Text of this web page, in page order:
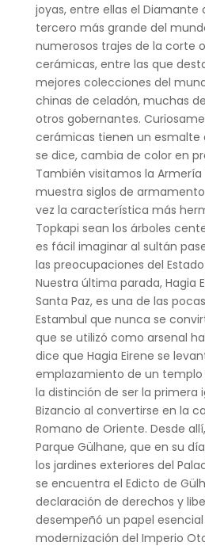
joyas, entre ellas el Diamante
tercero más grande del
numerosos trajes de la corte
cerámicas, entre las que
mejores colecciones del
chinas de celadón, muchas
otros gobernantes.
cerámicas tienen un esmalte
se dice, cambia de color en
También visitamos la Armería
muestra siglos de
vez la característica más
Topkapi sean los árboles
es fácil imaginar al sultán
las preocupaciones del
Nuestra última parada, Hagia
Santa Paz, es una de las
Estambul que nunca se
que se utilizó como arsenal
dice que Hagia Eirene se
emplazamiento de un
la distinción de ser la primera
Bizancio al convertirse en la
Romano de Oriente. Desde
Parque Gülhane, que en su
los jardines exteriores del
se encuentra el Edicto de
declaración de derechos y
desempeñó un papel
modernización del Imperio